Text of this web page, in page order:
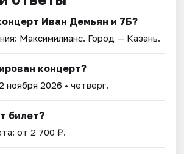
Иван Демьян и 7Б?
Максимилианс. Город — Казань.
концерт?
ноября 2026 • четверг.
билет?
от 2 700 ₽.